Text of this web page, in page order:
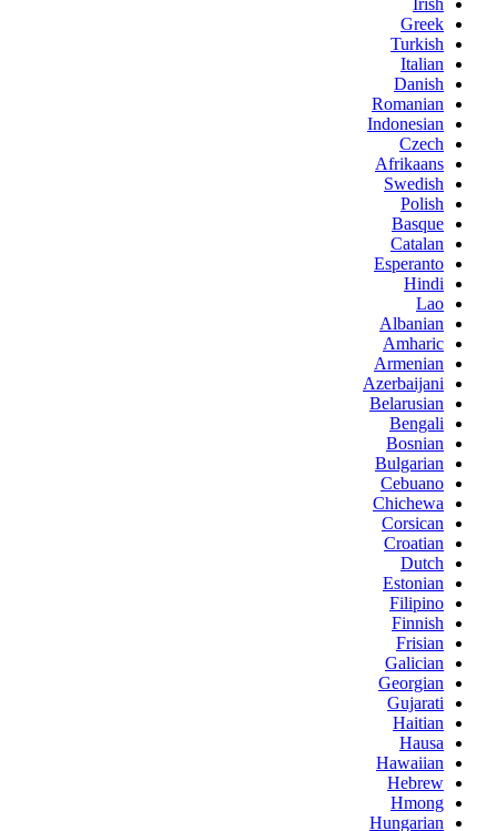
Greek
Turkish
Italian
Danish
Romanian
Indonesian
Czech
Afrikaans
Swedish
Polish
Basque
Catalan
Esperanto
Hindi
Lao
Albanian
Amharic
Armenian
Azerbaijani
Belarusian
Bengali
Bosnian
Bulgarian
Cebuano
Chichewa
Corsican
Croatian
Dutch
Estonian
Filipino
Finnish
Frisian
Galician
Georgian
Gujarati
Haitian
Hausa
Hawaiian
Hebrew
Hmong
Hungarian